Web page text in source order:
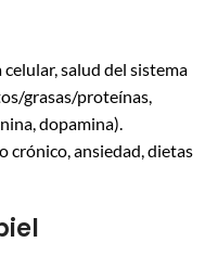
salud del sistema
grasas/proteínas,
dopamina).
crónico, ansiedad, dietas